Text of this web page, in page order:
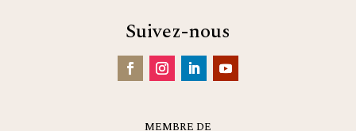
Suivez-nous
MEMBRE DE